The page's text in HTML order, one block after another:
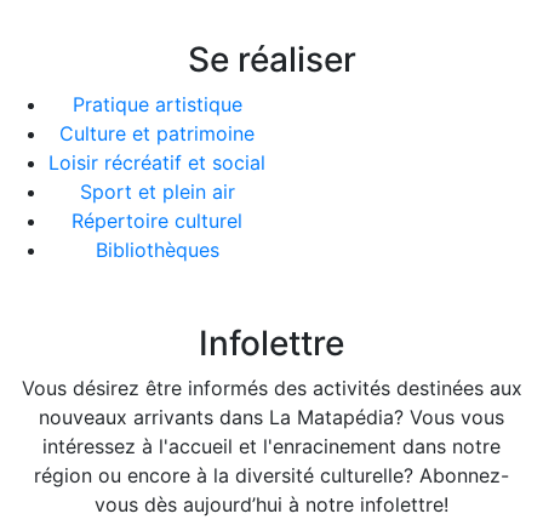
Se réaliser
Pratique artistique
Culture et patrimoine
Loisir récréatif et social
Sport et plein air
Répertoire culturel
Bibliothèques
Infolettre
Vous désirez être informés des activités destinées aux
nouveaux arrivants dans La Matapédia? Vous vous
intéressez à l'accueil et l'enracinement dans notre
région ou encore à la diversité culturelle? Abonnez-
vous dès aujourd’hui à notre infolettre!